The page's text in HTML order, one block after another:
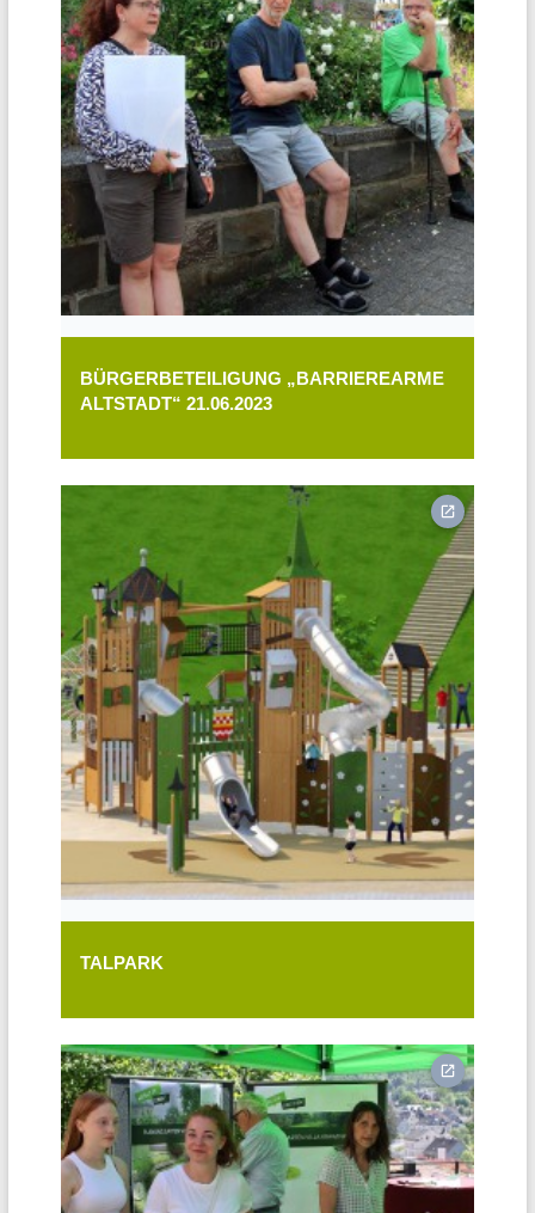
BÜRGERBETEILIGUNG „BARRIEREARME
ALTSTADT“ 21.06.2023
TALPARK